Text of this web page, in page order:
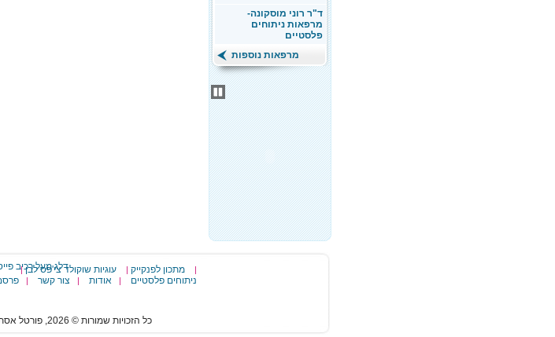
ד"ר רוני מוסקונה-
מרפאות ניתוחים
פלסטיים
מרפאות נוספות
דלג מעל רכיב | מתכון לפנקייק | עוגיות שוקולד צי'פס לבן |
ניתוחים פלסטיים | אודות | צור קשר |
כל הזכויות שמורות © 2026, פורטל אסתטיקה – ניתוחים פלסטיים